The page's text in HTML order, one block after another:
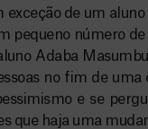
de um aluno
pequeno número
Adaba
no fim de uma
e se
que haja uma